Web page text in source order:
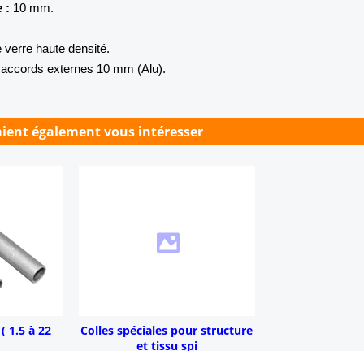
: 10 mm.
haute densité.
externes 10 mm (Alu).
également vous intéresser
1.5 à 22
Colles spéciales pour structure
et tissu spi